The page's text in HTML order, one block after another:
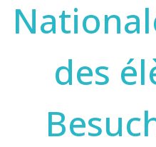
des